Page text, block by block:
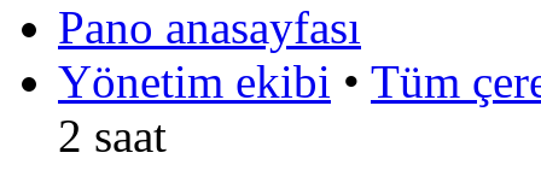
Pano anasayfası
Yönetim ekibi • Tüm
2 saat